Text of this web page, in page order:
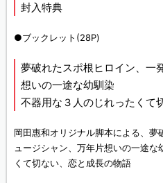
封入特典
●ブックレット(28P)
夢破れたスポ根ヒロイン、一
想いの一途な幼馴染
不器用な３人のじれったくて
岡田惠和オリジナル脚本による、夢
ュージシャン、万年片想いの一途
くて切ない、恋と成長の物語